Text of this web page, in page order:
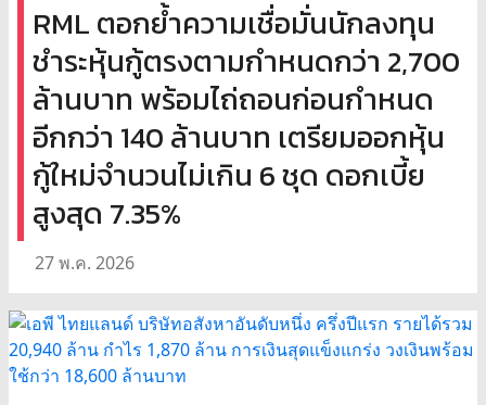
RML ตอกย้ำความเชื่อมั่นนักลงทุน
ชำระหุ้นกู้ตรงตามกำหนดกว่า 2,700
ล้านบาท พร้อมไถ่ถอนก่อนกำหนด
อีกกว่า 140 ล้านบาท เตรียมออกหุ้น
กู้ใหม่จำนวนไม่เกิน 6 ชุด ดอกเบี้ย
สูงสุด 7.35%
27 พ.ค. 2026